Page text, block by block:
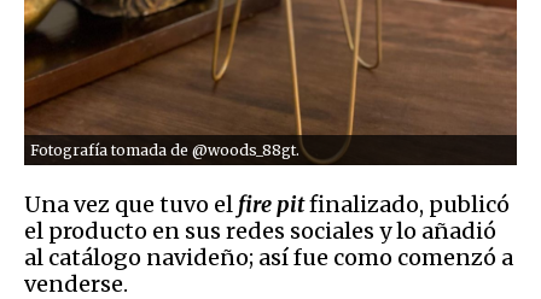
Fotografía tomada de @woods_88gt.
Una vez que tuvo el fire pitfinalizado, publicó
el producto en sus redes sociales y lo añadió
al catálogo navideño; así fue como comenzó a
venderse.